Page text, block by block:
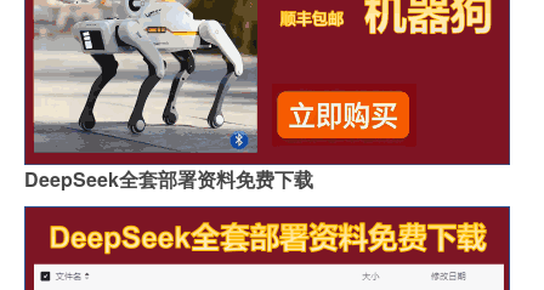
DeepSeek全套部署资料免费下载